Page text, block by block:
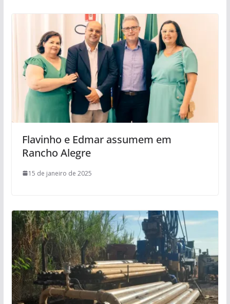
Flavinho e Edmar assumem em
Rancho Alegre
15 de janeiro de 2025